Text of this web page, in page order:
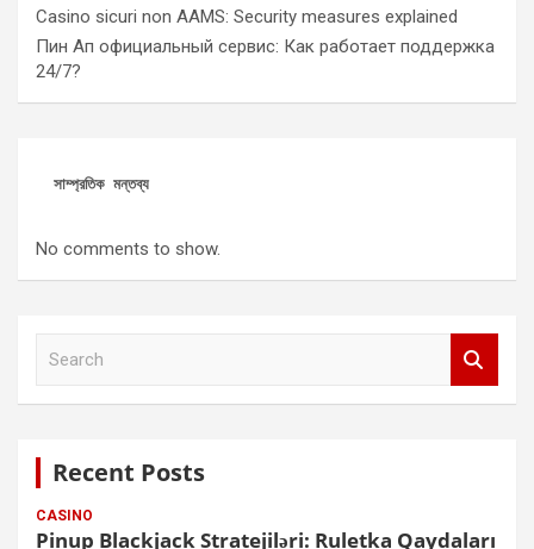
Casino sicuri non AAMS: Security measures explained
Пин Ап официальный сервис: Как работает поддержка
24/7?
সাম্প্রতিক মন্তব্য
No comments to show.
Recent Posts
CASINO
Pinup Blackjack Stratejiləri: Ruletka Qaydaları